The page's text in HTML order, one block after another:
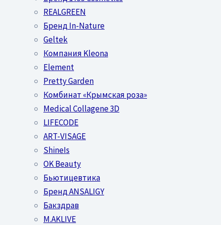
REALGREEN
Бренд In-Nature
Geltek
Компания Kleona
Element
Pretty Garden
Комбинат «Крымская роза»
Medical Collagene 3D
LIFECODE
ART-VISAGE
ShineIs
OK Beauty
Бьютицевтика
Бренд ANSALIGY
Бакздрав
M.AKLIVE